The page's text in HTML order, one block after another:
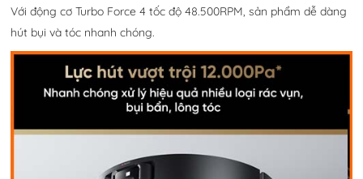
Với động cơ Turbo Force 4 tốc độ 48.500RPM, sản phẩm dễ dàng
hút bụi và tóc nhanh chóng.